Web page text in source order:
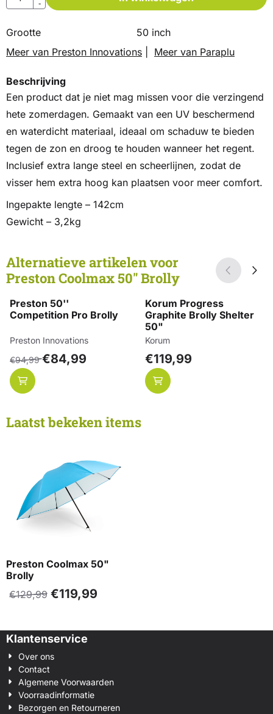
-
Grootte
50 inch
Meer van Preston Innovations
Meer van Paraplu
Beschrijving
Een product dat je niet mag missen voor die verzingend
hete zomerdagen. Gemaakt van een UV beschermend
en waterdicht materiaal, ideaal om schaduw te bieden
tegen de zon en droog te houden wanneer het regent.
Inclusief extra lange steel en scheerlijnen, zodat de
visser hem extra hoog kan plaatsen voor meer comfort.
Ingepakte lengte – 142cm
Gewicht – 3,2kg
Alternatieve artikelen voor
Preston Coolmax 50" Brolly
Preston 50''
Competition Pro Brolly
Merk:
Preston Innovations
Van 94,99 voor 84,99
€94,99€84,99
Korum Progress
Graphite Brolly Shelter
50"
Merk:
Korum
Prijs: 119,99
€119,99
Laatst bekeken items
Preston Coolmax 50"
Brolly
€129,99 €119,99
Klantenservice
Over ons
Contact
Algemene Voorwaarden
Voorraadinformatie
Bezorgen en Retourneren